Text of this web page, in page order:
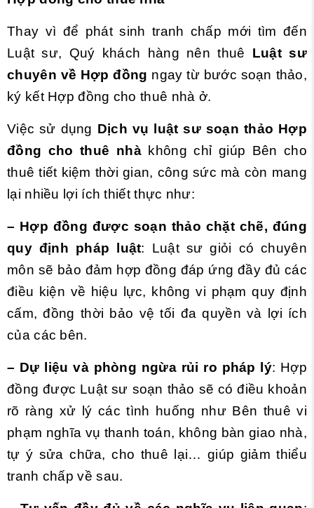
Thay vì để phát sinh tranh chấp mới tìm đến
Luật sư, Quý khách hàng nên thuê Luật sư
chuyên về Hợp đồng ngay từ bước soạn thảo,
ký kết Hợp đồng cho thuê nhà ở.
Việc sử dụng Dịch vụ luật sư soạn thảo Hợp
đồng cho thuê nhàkhông chỉ giúp Bên cho
thuê tiết kiệm thời gian, công sức mà còn mang
lại nhiều lợi ích thiết thực như:
– Hợp đồng được soạn thảo chặt chẽ, đúng
quy định pháp luật: Luật sư giỏi có chuyên
môn sẽ bảo đảm hợp đồng đáp ứng đầy đủ các
điều kiện về hiệu lực, không vi phạm quy định
cấm, đồng thời bảo vệ tối đa quyền và lợi ích
của các bên.
– Dự liệu và phòng ngừa rủi ro pháp lý: Hợp
đồng được Luật sư soạn thảo sẽ có điều khoản
rõ ràng xử lý các tình huống như Bên thuê vi
phạm nghĩa vụ thanh toán, không bàn giao nhà,
tự ý sửa chữa, cho thuê lại… giúp giảm thiểu
tranh chấp về sau.